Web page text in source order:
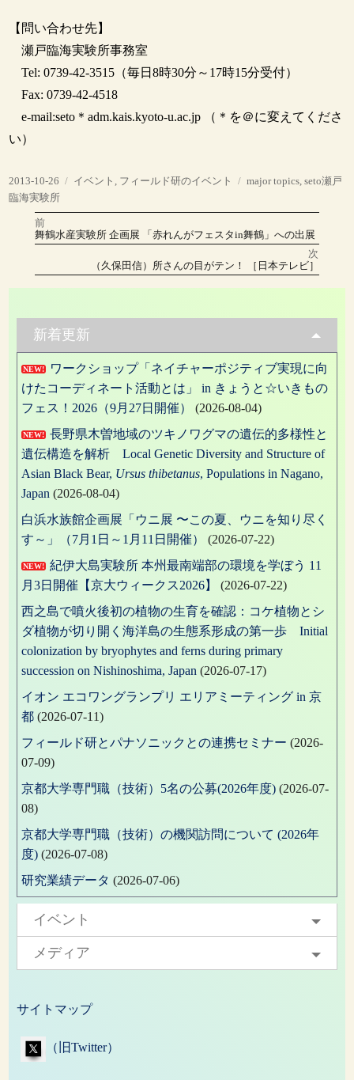
【問い合わせ先】
瀬戸臨海実験所事務室
Tel: 0739-42-3515（毎日8時30分～17時15分受付）
Fax: 0739-42-4518
e-mail:seto＊adm.kais.kyoto-u.ac.jp （＊を＠に変えてくださ
い）
投
稿
2013-10-26
カ
ゴ
リ
ー
イベント , フィールド研のイベント
タ
major topics,seto瀬戸
臨海実験所
投
ナ
ゲ
ー
シ
ョ
ン
前
前
の
舞鶴水産実験所 企画展 「赤れんがフェスタin舞鶴」への出展
次
の
（久保田信）所さんの目がテン！ ［日本テレビ］
新着更新
NEW!
ワークショップ「ネイチャーポジティブ実現に向
けたコーディネート活動とは」 in きょうと☆いきもの
フェス！2026（9月27日開催）
(2026-08-04)
NEW!
長野県木曽地域のツキノワグマの遺伝的多様性と
遺伝構造を解析 Local Genetic Diversity and Structure of
Asian Black Bear, Ursus thibetanus, Populations in Nagano,
Japan (2026-08-04)
白浜水族館企画展「ウニ展 〜この夏、ウニを知り尽く
す～」（7月1日～1月11日開催）
(2026-07-22)
NEW!
紀伊大島実験所 本州最南端部の環境を学ぼう 11
月3日開催【京大ウィークス2026】
(2026-07-22)
西之島で噴火後初の植物の生育を確認：コケ植物とシ
ダ植物が切り開く海洋島の生態系形成の第一歩 Initial
colonization by bryophytes and ferns during primary
succession on Nishinoshima, Japan (2026-07-17)
イオン エコワングランプリ エリアミーティング in 京
都 (2026-07-11)
フィールド研とパナソニックとの連携セミナー (2026-
07-09)
京都大学専門職（技術）5名の公募(2026年度) (2026-07-
08)
京都大学専門職（技術）の機関訪問について (2026年
度) (2026-07-08)
研究業績データ (2026-07-06)
イベント
メディア
サイトマップ
（旧Twitter）